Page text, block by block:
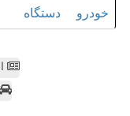
خودرو دستگاه